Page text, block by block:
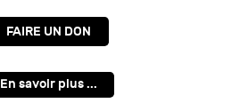
FAIRE UN DON
En savoir plus ...